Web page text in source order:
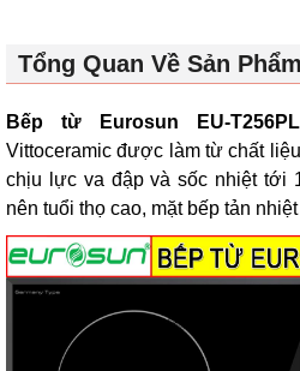
Tổng Quan Về Sản Phẩm
Bếp từ Eurosun EU-
Vittoceramic được làm từ chất
chịu lực va đập và sốc nhiệt tới
nên tuổi thọ cao, mặt bếp tản